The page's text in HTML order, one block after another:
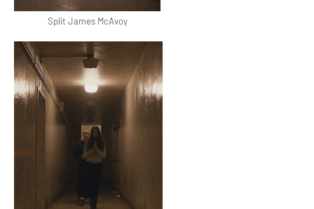
Split James McAvoy